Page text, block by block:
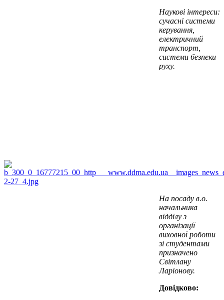
Наукові інтереси:
сучасні системи
керування,
електричний
транспорт,
системи безпеки
руху.
На посаду в.о.
начальника
відділу з
організації
виховної роботи
зі студентами
призначено
Світлану
Ларіонову.
Довідково: